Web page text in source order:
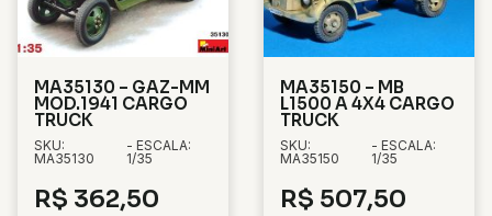
MA35130 – GAZ-MM
MOD.1941 CARGO
TRUCK
SKU:
MA35130
- ESCALA:
1/35
R$ 362,50
MA35150 – MB
L1500 A 4X4 CARGO
TRUCK
SKU:
MA35150
- ESCALA:
1/35
R$ 507,50